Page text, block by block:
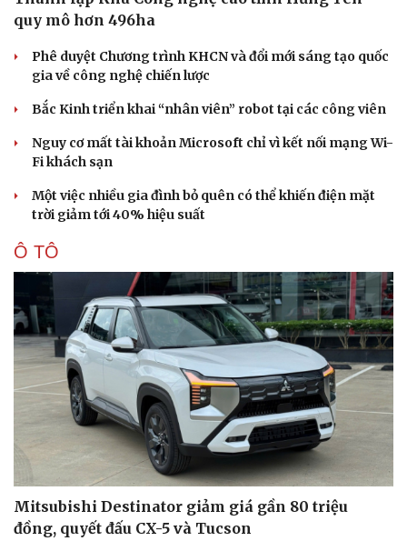
Tin nóng
quy mô hơn 496ha
Phê duyệt Chương trình KHCN và đổi mới sáng tạo quốc
gia về công nghệ chiến lược
Bắc Kinh triển khai “nhân viên” robot tại các công viên
Nguy cơ mất tài khoản Microsoft chỉ vì kết nối mạng Wi-
Fi khách sạn
Một việc nhiều gia đình bỏ quên có thể khiến điện mặt
trời giảm tới 40% hiệu suất
Ô TÔ
Mitsubishi Destinator giảm giá gần 80 triệu
đồng, quyết đấu CX-5 và Tucson